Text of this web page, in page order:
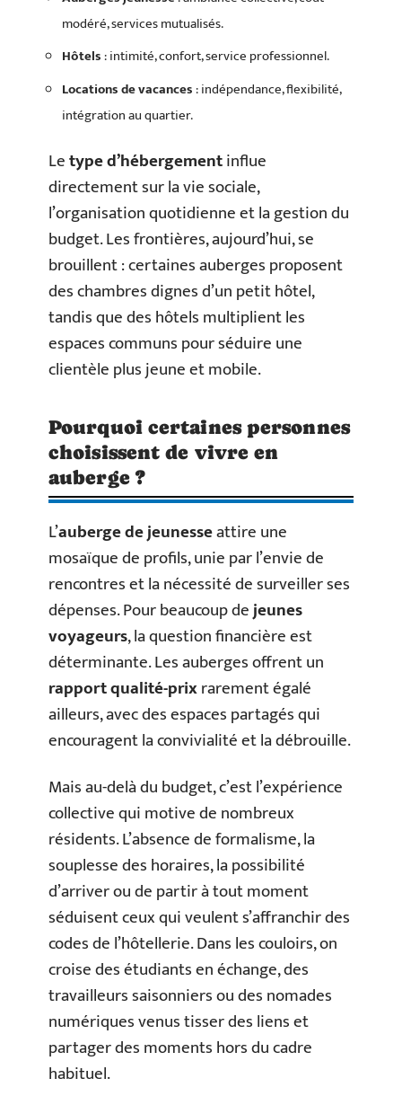
modéré, services mutualisés.
Hôtels: intimité, confort, service professionnel.
Locations de vacances: indépendance, flexibilité,
intégration au quartier.
Letype d’hébergementinflue
directement sur la vie sociale,
l’organisation quotidienne et la gestion du
budget. Les frontières, aujourd’hui, se
brouillent : certaines auberges proposent
des chambres dignes d’un petit hôtel,
tandis que des hôtels multiplient les
espaces communs pour séduire une
clientèle plus jeune et mobile.
Pourquoi certaines personnes
choisissent de vivre en
auberge ?
L’auberge de jeunesseattire une
mosaïque de profils, unie par l’envie de
rencontres et la nécessité de surveiller ses
dépenses. Pour beaucoup dejeunes
voyageurs, la question financière est
déterminante. Les auberges offrent un
rapport qualité-prixrarement égalé
ailleurs, avec des espaces partagés qui
encouragent la convivialité et la débrouille.
Mais au-delà du budget, c’est l’expérience
collective qui motive de nombreux
résidents. L’absence de formalisme, la
souplesse des horaires, la possibilité
d’arriver ou de partir à tout moment
séduisent ceux qui veulent s’affranchir des
codes de l’hôtellerie. Dans les couloirs, on
croise des étudiants en échange, des
travailleurs saisonniers ou des nomades
numériques venus tisser des liens et
partager des moments hors du cadre
habituel.